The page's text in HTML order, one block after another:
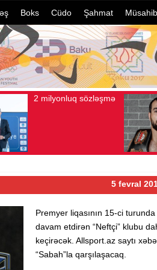
Boks Cüdo Şahmat
2 milyonluq sözləşmə
Baxış sayı: 80
04, 2026
5 fevral
Premyer liqasının 15-ci turunda
davam etdirən “Neftçi” klubu
keçirəcək. Allsport.az saytı
“Sabah”la qarşılaşacaq.